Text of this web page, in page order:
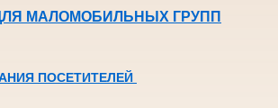
МАЛОМОБИЛЬНЫХ ГРУПП
ПОСЕТИТЕЛЕЙ